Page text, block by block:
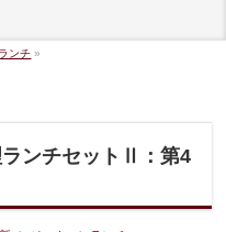
ンチ »
ランチセットⅡ：第4